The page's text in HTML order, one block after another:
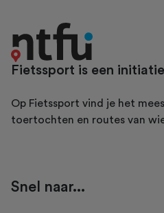
Fietssport is een
Op Fietssport vind je het
toertochten en routes van
Snel naar...